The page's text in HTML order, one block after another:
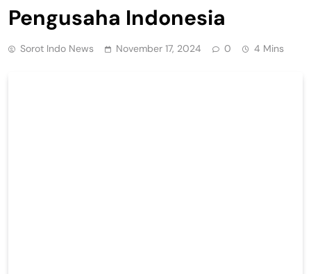
Pengusaha Indonesia
Sorot Indo News November 17, 2024 0 4 Mins